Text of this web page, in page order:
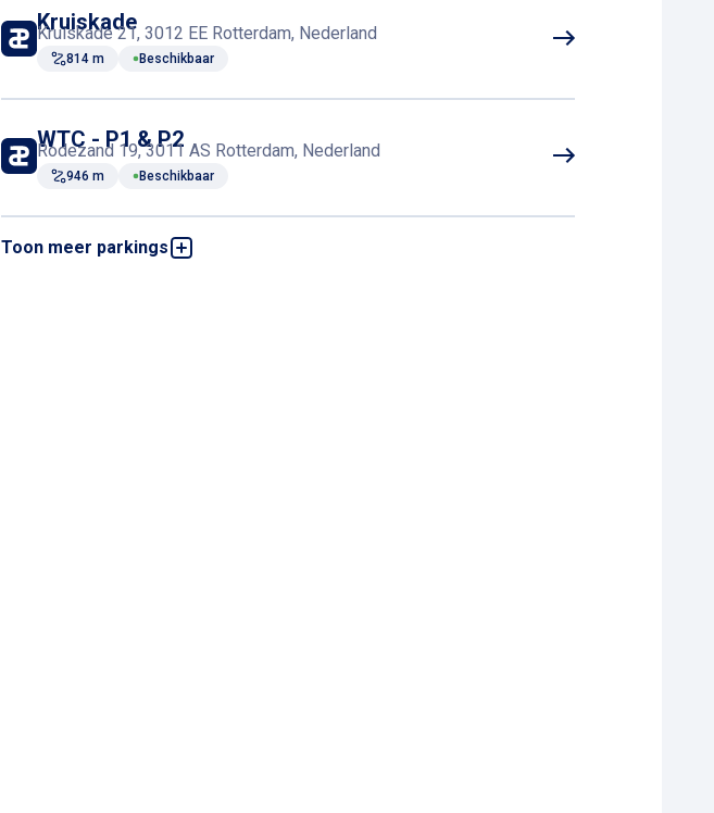
Kruiskade
Kruiskade 21, 3012 EE Rotterdam, Nederland
814 m Beschikbaar
WTC - P1 & P2
Rodezand 19, 3011 AS Rotterdam, Nederland
946 m Beschikbaar
Toon meer parkings
WTC Beursplein